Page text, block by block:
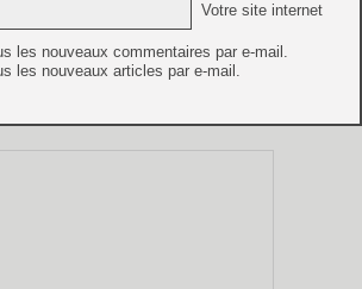
Votre site internet
les nouveaux commentaires par e-mail.
les nouveaux articles par e-mail.